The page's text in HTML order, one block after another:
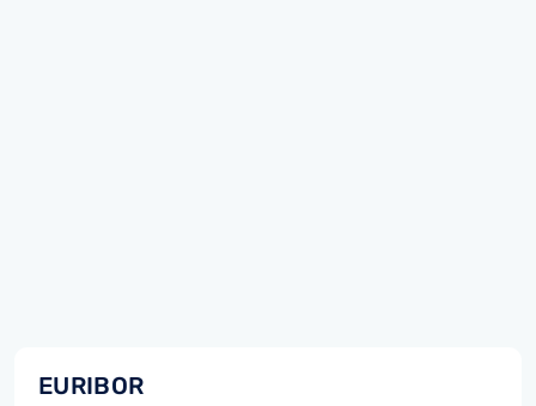
EURIBOR